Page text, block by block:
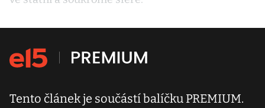
Tento článek je součástí balíčku PREMIUM.